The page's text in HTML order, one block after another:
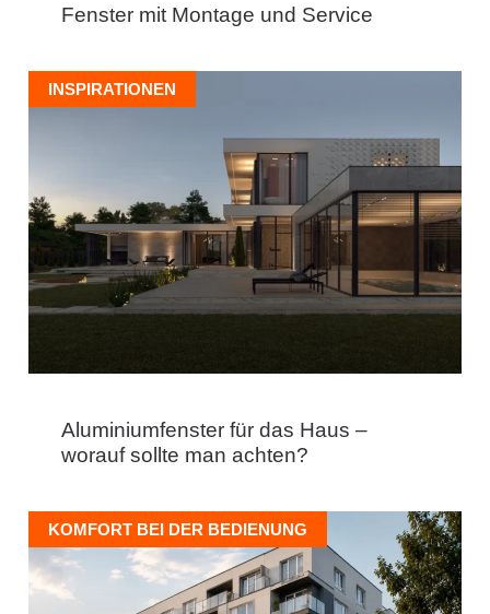
Fenster mit Montage und Service
INSPIRATIONEN
Aluminiumfenster für das Haus –
worauf sollte man achten?
KOMFORT BEI DER BEDIENUNG